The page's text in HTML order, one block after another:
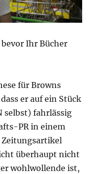
Ihr Bücher
für Browns
er auf ein Stück
selbst) fahrlässig
PR in einem
überhaupt nicht
wohlwollende ist,